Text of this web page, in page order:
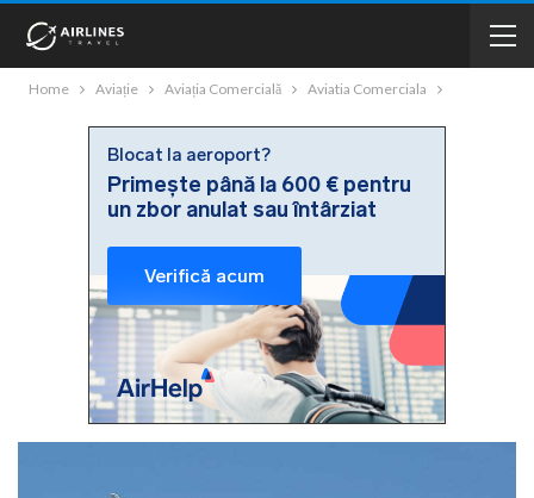
Home Aviație Aviația Comercială Aviatia Comerciala